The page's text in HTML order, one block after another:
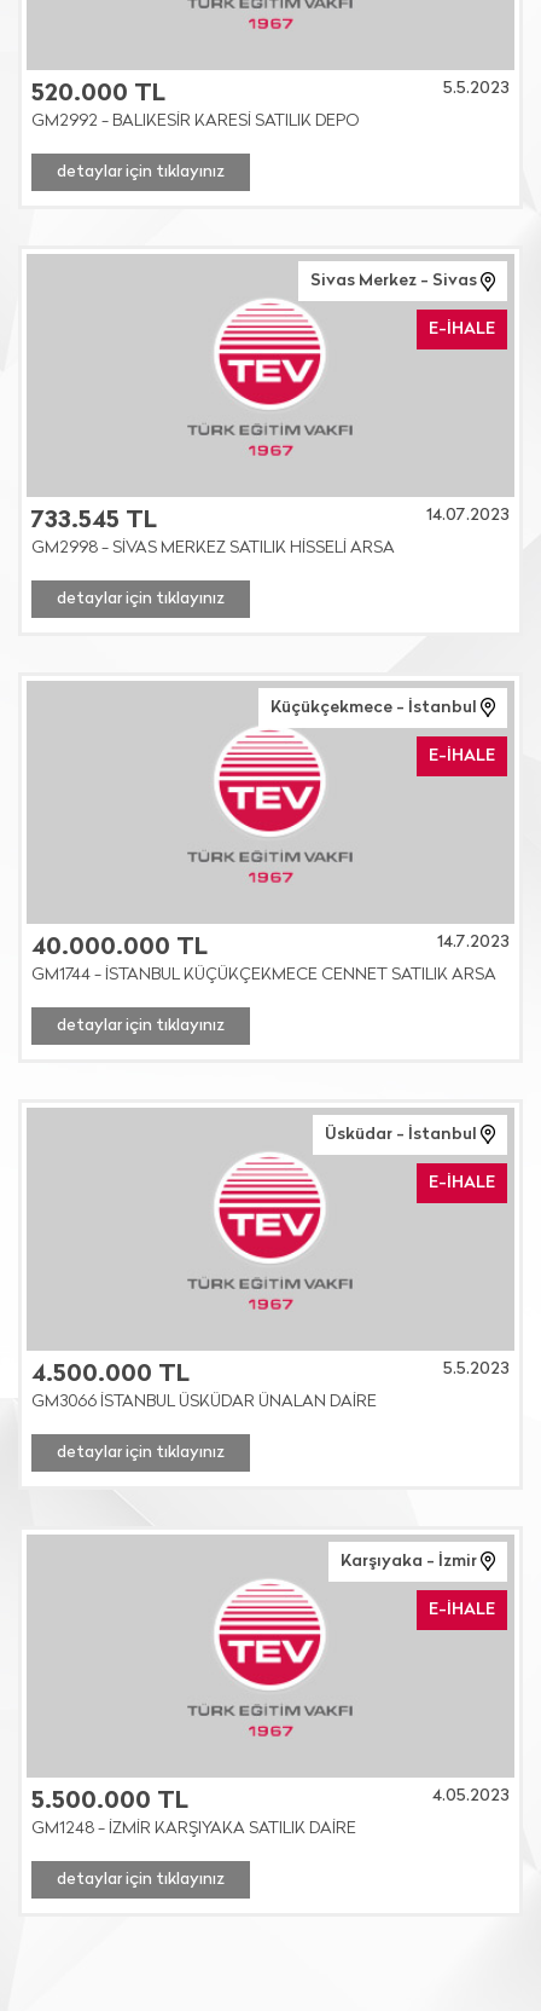
520.000 TL
5.5.2023
GM2992 - BALIKESİR KARESİ SATILIK DEPO
detaylar için tıklayınız
Sivas Merkez - Sivas
E-İHALE
733.545 TL
14.07.2023
GM2998 - SİVAS MERKEZ SATILIK HİSSELİ ARSA
detaylar için tıklayınız
Küçükçekmece - İstanbul
E-İHALE
40.000.000 TL
14.7.2023
GM1744 - İSTANBUL KÜÇÜKÇEKMECE CENNET SATILIK ARSA
detaylar için tıklayınız
Üsküdar - İstanbul
E-İHALE
4.500.000 TL
5.5.2023
GM3066 İSTANBUL ÜSKÜDAR ÜNALAN DAİRE
detaylar için tıklayınız
Karşıyaka - İzmir
E-İHALE
5.500.000 TL
4.05.2023
GM1248 - İZMİR KARŞIYAKA SATILIK DAİRE
detaylar için tıklayınız